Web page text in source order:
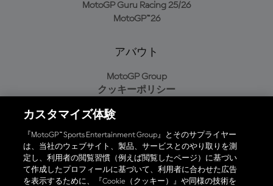
MotoGP Guru Racing 25/26
MotoGP™26
アバウト
MotoGP Group
クッキーポリシー
プライバシーポリシー
購入ポリシー
オフィシャルアプリ
カスタマイズ体験
『MotoGP™ Sports Entertainment Group』とそのサプライヤー
は、当社のウェブサイト、製品、サービスとのやり取りを測
定し、利用者の閲覧習慣（例えば閲覧したページ）に基づい
て作成したプロフィールに基づいて、利用者に合わせた広告
を表示するために、『Cookie（クッキー）』や同様の技術を